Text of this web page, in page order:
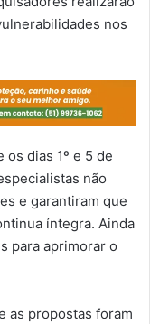
nos
dias 1º e 5 de
não
e garantiram que
íntegra. Ainda
para aprimorar o
as propostas foram